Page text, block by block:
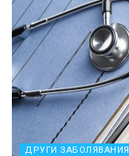
ДРУГИ ЗАБОЛЯВАНИЯ